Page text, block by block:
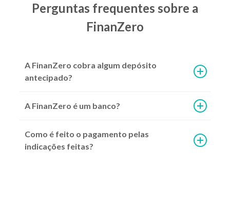
2ª parcela do Auxílio Emergencial 2021: como vai
Continuar lendo >
Perguntas frequentes sobre a
FinanZero
A FinanZero cobra algum depósito
antecipado?
A FinanZero é um banco?
Como é feito o pagamento pelas
indicações feitas?